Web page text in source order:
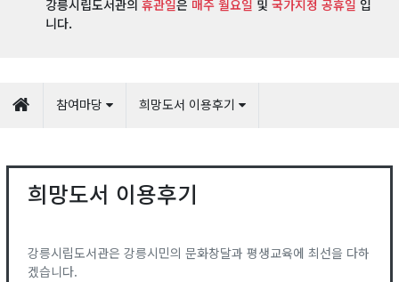
강릉시립도서관의 휴관일은 매주 월요일 및 국가지정 공휴일 입
니다.
참여마당 희망도서 이용후기
희망도서 이용후기
강릉시립도서관은 강릉시민의 문화창달과 평생교육에 최선을 다하
겠습니다.